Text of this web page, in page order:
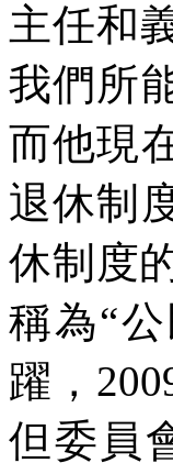
主任和
我們所
而他現
退休制
休制度
稱為“
躍，
但委員